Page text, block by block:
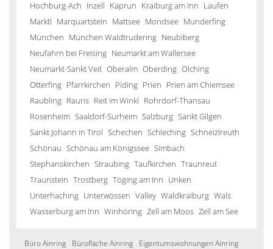
Hochburg-Ach Inzell Kaprun Kraiburg am Inn Laufen
Marktl Marquartstein Mattsee Mondsee Munderfing
München München Waldtrudering Neubiberg
Neufahrn bei Freising Neumarkt am Wallersee
Neumarkt-Sankt Veit Oberalm Oberding Olching
Otterfing Pfarrkirchen Piding Prien Prien am Chiemsee
Raubling Rauris Reit im Winkl Rohrdorf-Thansau
Rosenheim Saaldorf-Surheim Salzburg Sankt Gilgen
Sankt Johann in Tirol Schechen Schleching Schneizlreuth
Schönau Schönau am Königssee Simbach
Stephanskirchen Straubing Taufkirchen Traunreut
Traunstein Trostberg Töging am Inn Unken
Unterhaching Unterwössen Valley Waldkraiburg Wals
Wasserburg am Inn Winhöring Zell am Moos Zell am See
Büro Ainring Bürofläche Ainring
Eigentumswohnungen Ainring